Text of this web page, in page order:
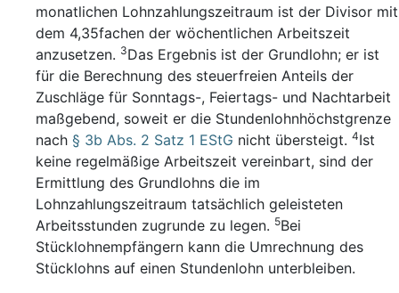
monatlichen Lohnzahlungszeitraum ist der Divisor mit
dem 4,35fachen der wöchentlichen Arbeitszeit
anzusetzen. 3Das Ergebnis ist der Grundlohn; er ist
für die Berechnung des steuerfreien Anteils der
Zuschläge für Sonntags-, Feiertags- und Nachtarbeit
maßgebend, soweit er die Stundenlohnhöchstgrenze
nach § 3b Abs. 2 Satz 1 EStG nicht übersteigt. 4Ist
keine regelmäßige Arbeitszeit vereinbart, sind der
Ermittlung des Grundlohns die im
Lohnzahlungszeitraum tatsächlich geleisteten
Arbeitsstunden zugrunde zu legen. 5Bei
Stücklohnempfängern kann die Umrechnung des
Stücklohns auf einen Stundenlohn unterbleiben.